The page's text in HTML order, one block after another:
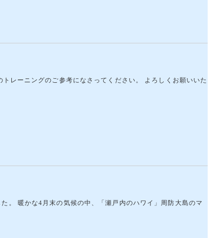
レーニングのご参考になさってください。 よろしくお願いいた
。 暖かな4月末の気候の中、「瀬戸内のハワイ」周防大島のマ